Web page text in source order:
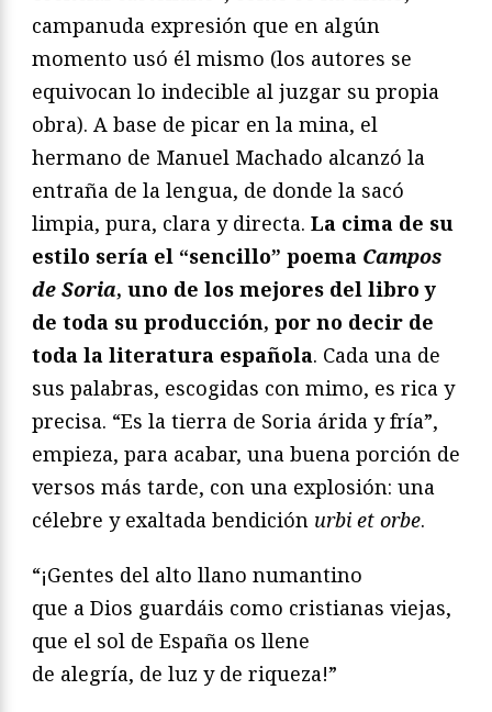
campanuda expresión que en algún
momento usó él mismo (los autores se
equivocan lo indecible al juzgar su propia
obra). A base de picar en la mina, el
hermano de Manuel Machado alcanzó la
entraña de la lengua, de donde la sacó
limpia, pura, clara y directa. La cima de su
estilo sería el “sencillo” poema Campos
de Soria, uno de los mejores del libro y
de toda su producción, por no decir de
toda la literatura española. Cada una de
sus palabras, escogidas con mimo, es rica y
precisa. “Es la tierra de Soria árida y fría”,
empieza, para acabar, una buena porción de
versos más tarde, con una explosión: una
célebre y exaltada bendición urbi et orbe.
“¡Gentes del alto llano numantino
que a Dios guardáis como cristianas viejas,
que el sol de España os llene
de alegría, de luz y de riqueza!”